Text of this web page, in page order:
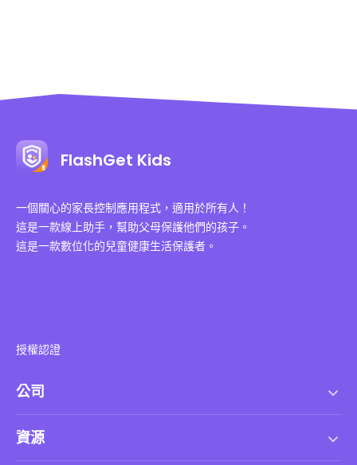
FlashGet Kids
一個關心的家長控制應用程式，適用於所有人！
這是一款線上助手，幫助父母保護他們的孩子。
這是一款數位化的兒童健康生活保護者。
授權認證
公司
資源